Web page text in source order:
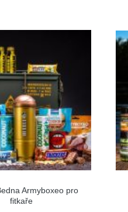
Armyboxeo pro
fitkaře